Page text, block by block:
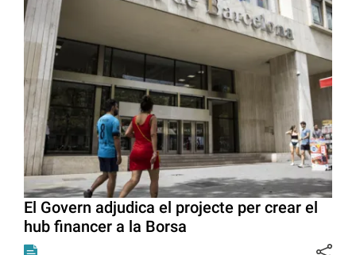
El Govern adjudica el projecte per crear el
hub financer a la Borsa